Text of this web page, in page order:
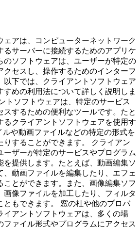
ェアは、コンピューターネットワーク
るサーバーに接続するためのアプリケ
のソフトウェアは、ユーザーが特定の
クセスし、操作するためのインターフ
以下では、クライアントソフトウェア
すめの利用法について詳しく説明しま
トソフトウェアは、特定のサービス
スするための便利なツールです。たと
るクライアントソフトウェアを使用す
ルや動画ファイルなどの特定の形式を
りすることができます。 クライアン
ーザーが特定のサービスやプログラム
を提供します。たとえば、動画編集ソ
、動画ファイルを編集したり、エフェ
ことができます。また、画像編集ソフ
画像ファイルを加工したり、フィルタ
ともできます。 窓の杜や他のプロバ
イアントソフトウェアは、多くの場
ファイル形式やプログラムにアクセス